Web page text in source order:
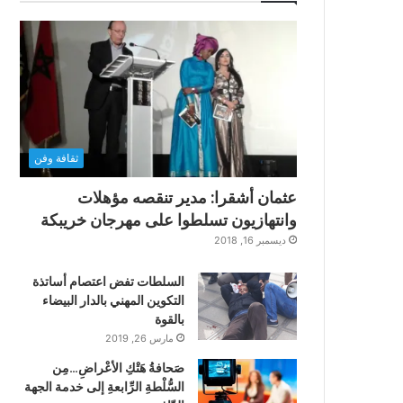
ثقافة وفن
عثمان أشقرا: مدير تنقصه مؤهلات
وانتهازيون تسلطوا على مهرجان خريبكة
ديسمبر 16, 2018
السلطات تفض اعتصام أساتذة
التكوين المهني بالدار البيضاء
بالقوة
مارس 26, 2019
صَحافةُ هَتْكِ الأعْراضِ…مِن
السُّلْطةِ الرِّابعةِ إلى خدمة الجهة